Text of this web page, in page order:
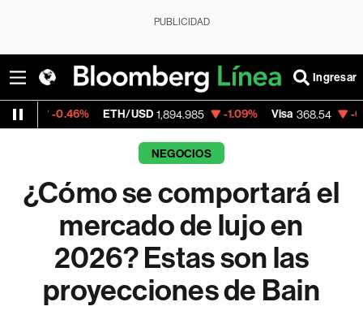
PUBLICIDAD
Ingresar
ETH/USD 1,894.985 -1.09% Visa 368.54 -0.28%
NEGOCIOS
¿Cómo se comportará el
mercado de lujo en
2026? Estas son las
proyecciones de Bain